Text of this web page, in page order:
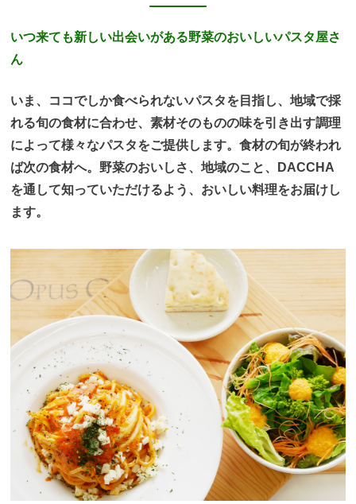
いつ来ても新しい出会いがある野菜のおいしいパスタ屋さ
ん
いま、ココでしか食べられないパスタを目指し、地域で採
れる旬の食材に合わせ、素材そのものの味を引き出す調理
によって様々なパスタをご提供します。食材の旬が終われ
ば次の食材へ。 野菜のおいしさ、地域のこと、DACCHA
を通して知っていただけるよう、おいしい料理をお届けし
ます。